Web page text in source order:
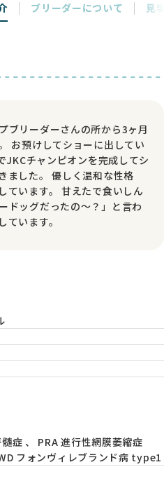
ブリーダーについて 見
ブリーダーさんの所から3ヶ月
お預けしてショーに出してい
JKCチャンピオンを完成してシ
ました。 優しく温和な性格
ています。 甘えたで食いしん
ドッグだったの〜？」と言わ
います。
症 、 PRA 進行性網膜萎縮症
フォンヴィレブランド病 type1